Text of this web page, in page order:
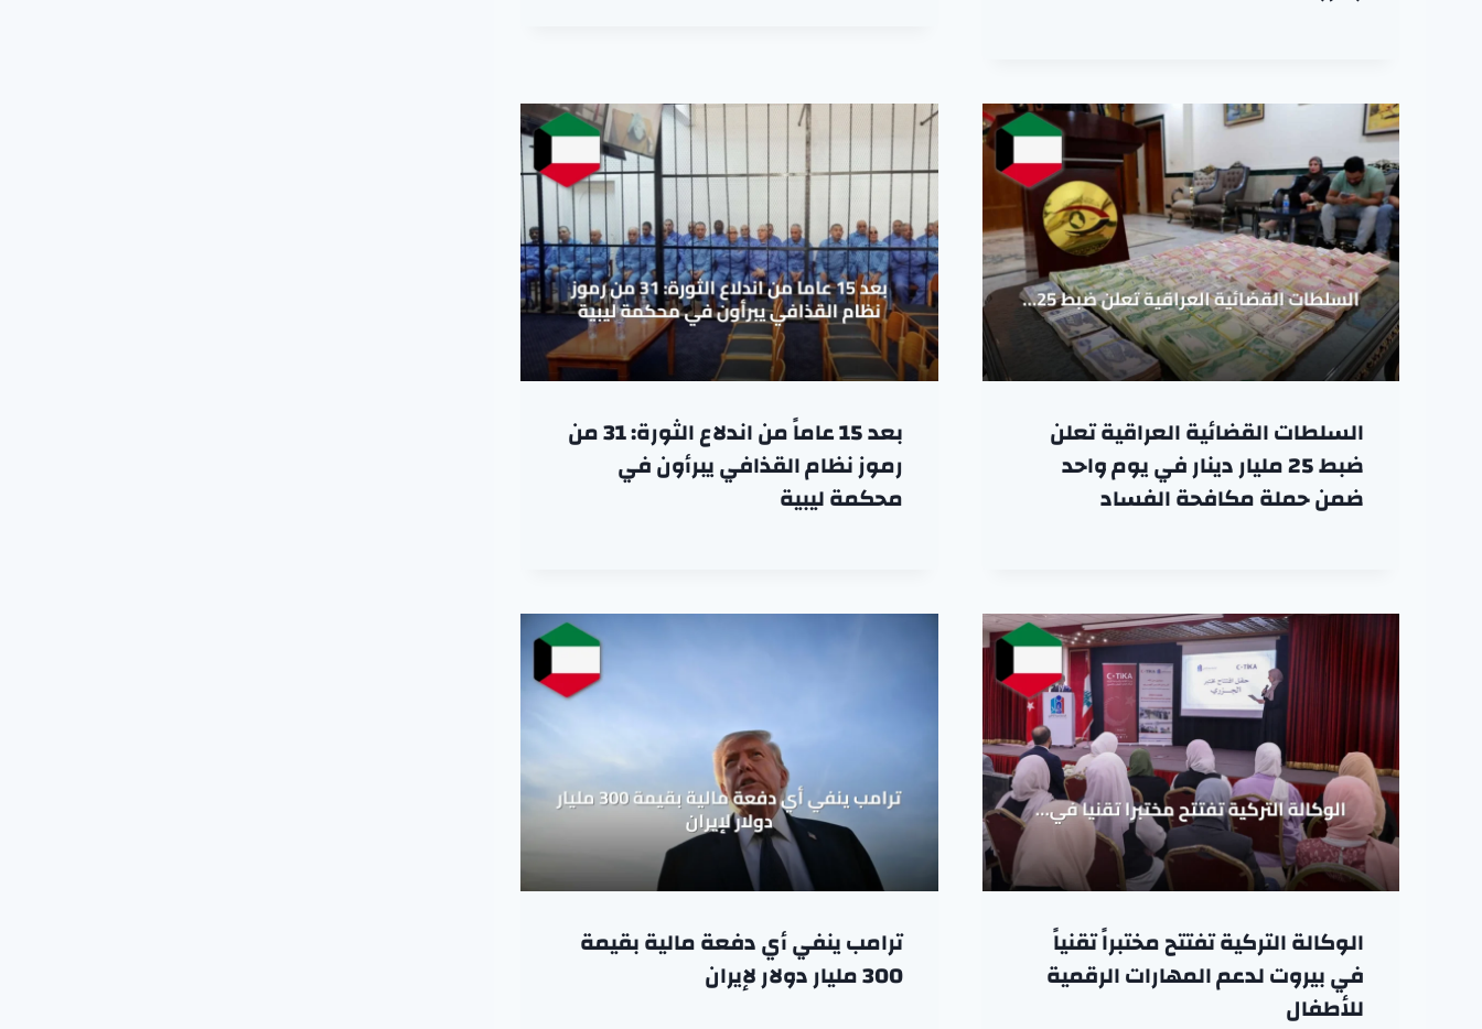
السلطات القضائية العراقية تعلن
ضبط 25 مليار دينار في يوم واحد
ضمن حملة مكافحة الفساد
بعد 15 عاماً من اندلاع الثورة: 31 من
رموز نظام القذافي يبرأون في
محكمة ليبية
الوكالة التركية تفتتح مختبراً تقنياً
في بيروت لدعم المهارات الرقمية
للأطفال
ترامب ينفي أي دفعة مالية بقيمة
300 مليار دولار لإيران